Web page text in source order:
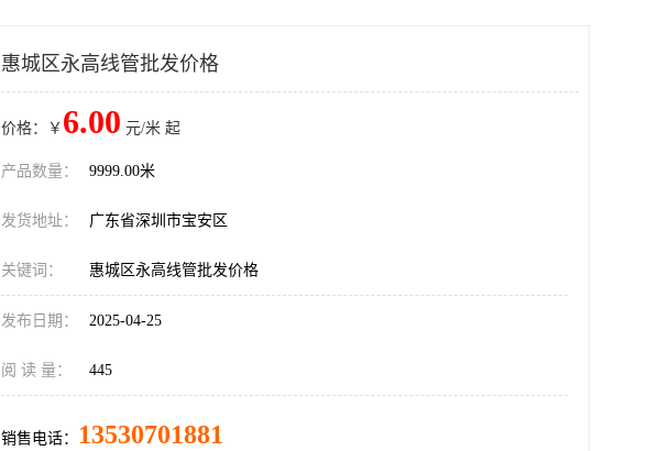
惠城区永高线管批发价格
价格：￥ 6.00 元/米 起
产品数量： 9999.00米
发货地址： 广东省深圳市宝安区
关键词： 惠城区永高线管批发价格
发布日期： 2025-04-25
阅 读 量： 445
销售电话： 13530701881